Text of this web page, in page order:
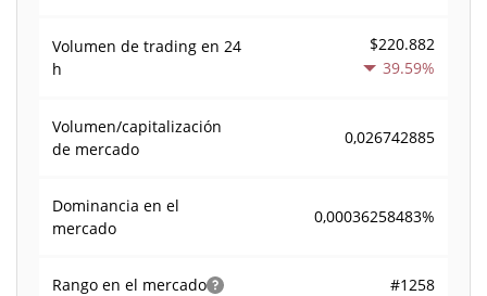
Volumen de trading en 24
h
$220.882
39.59%
Volumen/capitalización
de mercado
0,026742885
Dominancia en el
mercado
0,00036258483%
Rango en el mercado #1258